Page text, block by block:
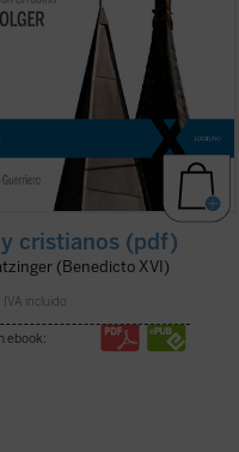
cristianos (pdf)
(Benedicto XVI)
IVA incluido
ebook: